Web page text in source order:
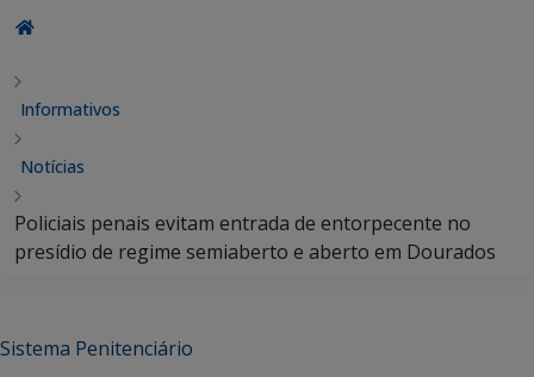
Informativos
Notícias
Policiais penais evitam entrada de entorpecente no
presídio de regime semiaberto e aberto em Dourados
Sistema Penitenciário